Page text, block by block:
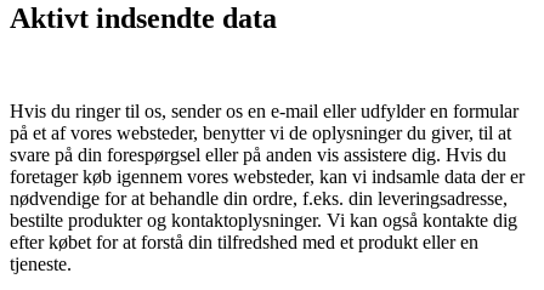
Aktivt indsendte data
Hvis du ringer til os, sender os en e-mail eller udfylder en formular
på et af vores websteder, benytter vi de oplysninger du giver, til at
svare på din forespørgsel eller på anden vis assistere dig. Hvis du
foretager køb igennem vores websteder, kan vi indsamle data der er
nødvendige for at behandle din ordre, f.eks. din leveringsadresse,
bestilte produkter og kontaktoplysninger. Vi kan også kontakte dig
efter købet for at forstå din tilfredshed med et produkt eller en
tjeneste.